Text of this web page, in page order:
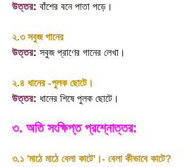
উত্তর: বাঁশের বনে পাতা পড়ে ।
২.৩ সবুজ গানের
উত্তর: সবুজ প্রাণের গানের লেখা ।
২.৪ ধানের -পুলক ছোটে।
উত্তর: ধানের শিষে পুলক ছোটে ।
৩. অতি সংক্ষিপ্ত প্রশ্নোত্তর:
৩.১ 'মাঠে মাঠে বেলা কাটে' ।- বেলা কীভাবে কাটে?